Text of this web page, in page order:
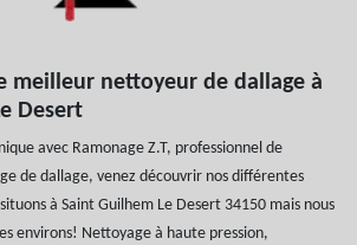
meilleur nettoyeur de dallage à
Desert
avec Ramonage Z.T, professionnel de
de dallage, venez découvrir nos différentes
à Saint Guilhem Le Desert 34150 mais nous
environs! Nettoyage à haute pression,